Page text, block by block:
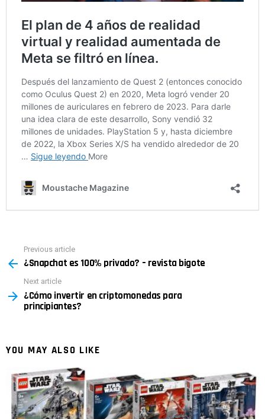
more
Previous article
¿Snapchat es 100% privado? – revista bigote
Next article
¿Cómo invertir en criptomonedas para
principiantes?
YOU MAY ALSO LIKE